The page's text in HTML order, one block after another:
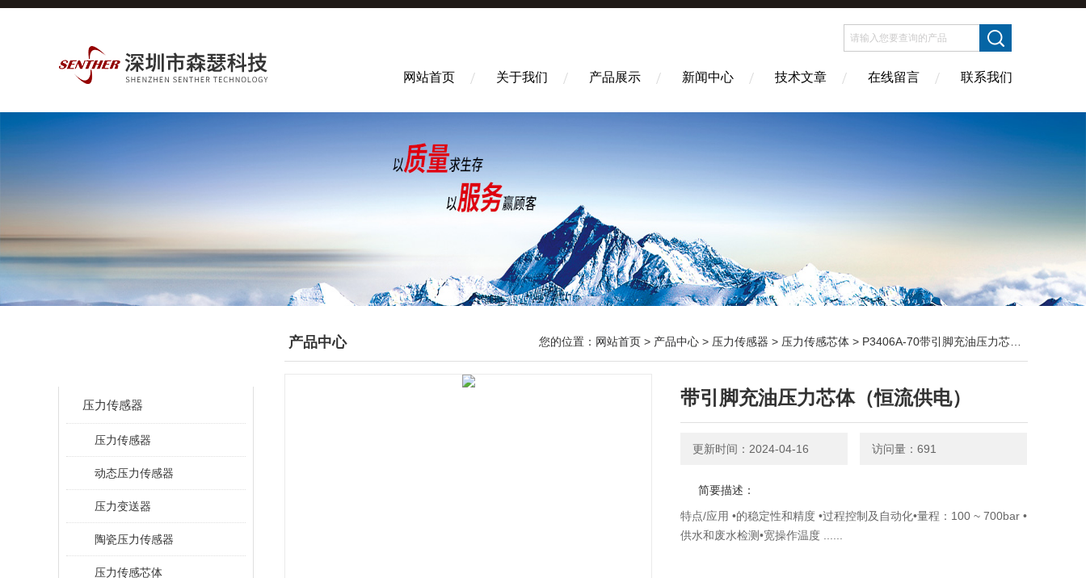
网站首页 关于我们 产品展示 新闻中心 技术文章 在线留言 联系我们
压力传感器
压力传感器
动态压力传感器
压力变送器
陶瓷压力传感器
压力传感芯体
产品中心 您的位置： 网站首页 > 产品中心 > 压力传感器 > 压力传感芯体 > P3406A-70带引脚充油压力芯体（恒流供电）
带引脚充油压力芯体（恒流供电）
更新时间：2024-04-16 访问量：691
简要描述：
特点/应用 •的稳定性和精度 •过程控制及自动化•量程：100 ~ 700bar •
供水和废水检测•宽操作温度 ......